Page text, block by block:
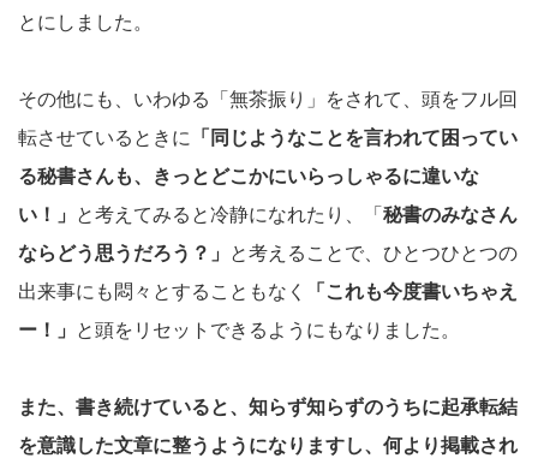
とにしました。
その他にも、いわゆる「無茶振り」をされて、頭をフル回
転させているときに 「同じようなことを言われて困ってい
る秘書さんも、きっとどこかにいらっしゃるに違いな
い！」
と考えてみると冷静になれたり、「 秘書のみなさん
ならどう思うだろう？」
と考えることで、ひとつひとつの
出来事にも悶々とすることもなく
「これも今度書いちゃえ
ー！」
と頭をリセットできるようにもなりました。
また、書き続けていると、知らず知らずのうちに起承転結
を意識した文章に整うようになりますし、何より掲載され